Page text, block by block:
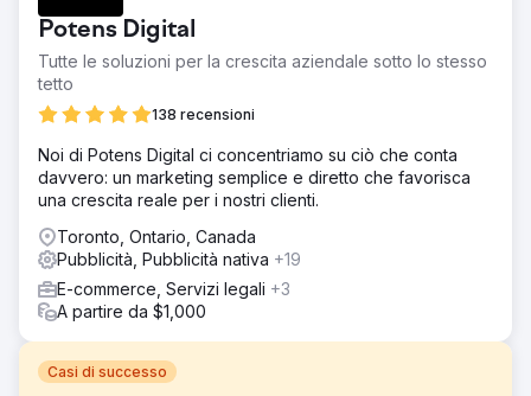
Potens Digital
Tutte le soluzioni per la crescita aziendale sotto lo stesso
tetto
138 recensioni
Noi di Potens Digital ci concentriamo su ciò che conta
davvero: un marketing semplice e diretto che favorisca
una crescita reale per i nostri clienti.
Toronto, Ontario, Canada
Pubblicità, Pubblicità nativa +19
E-commerce, Servizi legali +3
A partire da $1,000
Casi di successo